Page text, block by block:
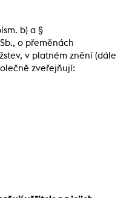
b) a §
o přeměnách
v platném znění (dále
zveřejňují: